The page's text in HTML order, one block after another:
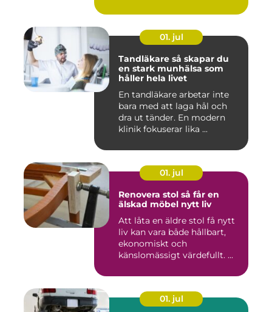
01. jul
Tandläkare så skapar du
en stark munhälsa som
håller hela livet
En tandläkare arbetar inte
bara med att laga hål och
dra ut tänder. En modern
klinik fokuserar lika ...
01. jul
Renovera stol så får en
älskad möbel nytt liv
Att låta en äldre stol få nytt
liv kan vara både hållbart,
ekonomiskt och
känslomässigt värdefullt. ...
01. jul